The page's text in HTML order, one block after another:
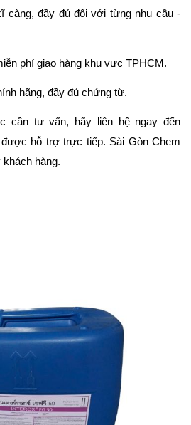
càng, đầy đủ đối với từng nhu cầu -
phí giao hàng khu vực TPHCM.
hãng, đầy đủ chứng từ.
cần tư vấn, hãy liên hệ ngay đến
được hỗ trợ trực tiếp. Sài Gòn Chem
khách hàng.